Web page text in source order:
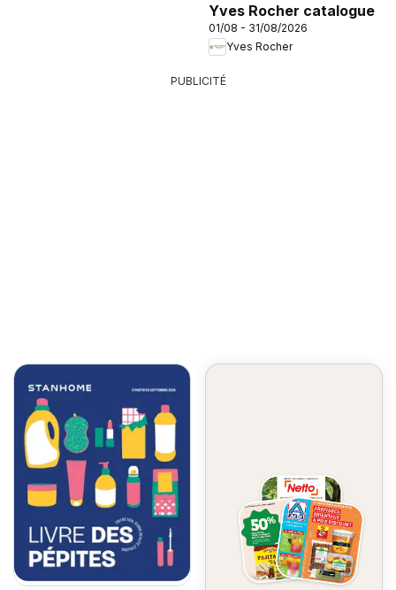
Yves Rocher catalogue
01/08 - 31/08/2026
Yves Rocher
PUBLICITÉ